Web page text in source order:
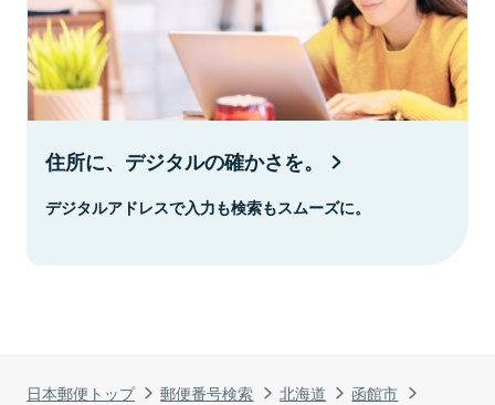
日本郵便トップ 郵便番号検索 北海道
函館市
住所に、デジタルの確かさを。
デジタルアドレスで入力も検索もスムーズに。